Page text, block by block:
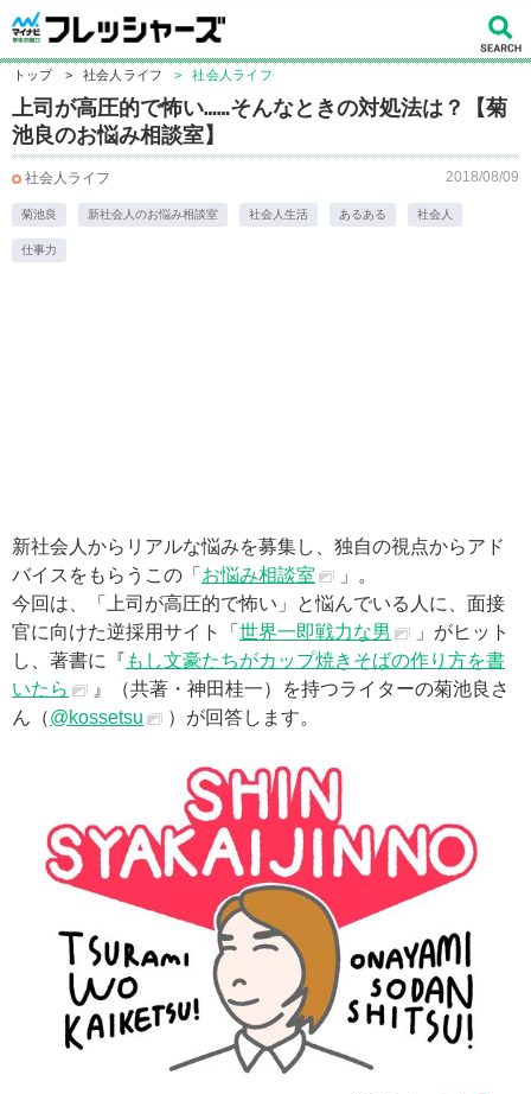
トップ > 社会人ライフ > 社会人ライフ
上司が高圧的で怖い……そんなときの対処法は？【菊
池良のお悩み相談室】
社会人ライフ 2018/08/09
菊池良 新社会人のお悩み相談室 社会人生活 あるある 社会人
仕事力
新社会人からリアルな悩みを募集し、独自の視点からアド
バイスをもらうこの「 お悩み相談室
」。
今回は、「上司が高圧的で怖い」と悩んでいる人に、面接
官に向けた逆採用サイト「 世界一即戦力な男
」がヒット
し、著書に『 もし文豪たちがカップ焼きそばの作り方を書
いたら
』（共著・神田桂一）を持つライターの菊池良さ
ん（@kossetsu ）が回答します。